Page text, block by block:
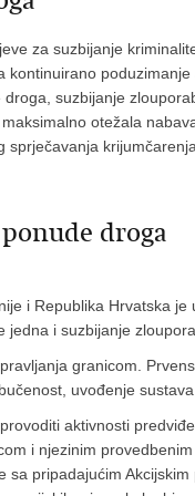
za suzbijanje
suzbijanje
otežala
droga
i Republika Hrvatska
i suzbijanje
granicom.
uvođenje sustava
aktivnosti
i njezinim
pripadajućim